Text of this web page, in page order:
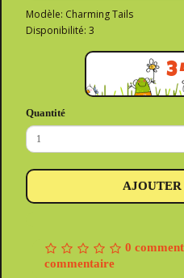
Modèle: Charming Tails
Disponibilité: 3
Quantité
0
commentaire